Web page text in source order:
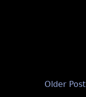
Older Post